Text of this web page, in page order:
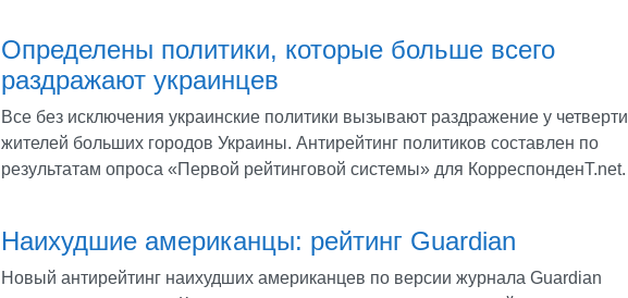
Определены политики, которые больше всего
раздражают украинцев
Все без исключения украинские политики вызывают раздражение у четверти
жителей больших городов Украины. Антирейтинг политиков составлен по
результатам опроса «Первой рейтинговой системы» для КорреспонденТ.net.
Наихудшие американцы: рейтинг Guardian
Новый антирейтинг наихудших американцев по версии журнала Guardian